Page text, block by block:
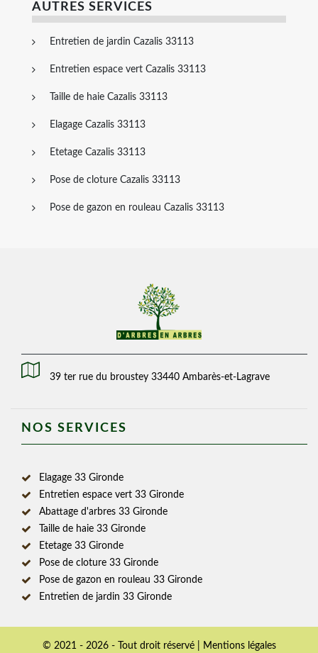
AUTRES SERVICES
Entretien de jardin Cazalis 33113
Entretien espace vert Cazalis 33113
Taille de haie Cazalis 33113
Elagage Cazalis 33113
Etetage Cazalis 33113
Pose de cloture Cazalis 33113
Pose de gazon en rouleau Cazalis 33113
39 ter rue du broustey 33440 Ambarès-et-Lagrave
NOS SERVICES
Elagage 33 Gironde
Entretien espace vert 33 Gironde
Abattage d'arbres 33 Gironde
Taille de haie 33 Gironde
Etetage 33 Gironde
Pose de cloture 33 Gironde
Pose de gazon en rouleau 33 Gironde
Entretien de jardin 33 Gironde
© 2021 - 2026 - Tout droit réservé | Mentions légales